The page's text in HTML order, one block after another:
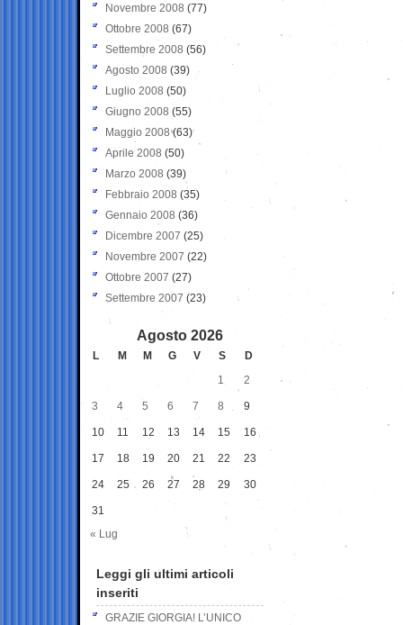
Novembre 2008 (77)
Ottobre 2008 (67)
Settembre 2008 (56)
Agosto 2008 (39)
Luglio 2008 (50)
Giugno 2008 (55)
Maggio 2008(63)
Aprile 2008 (50)
Marzo 2008 (39)
Febbraio 2008 (35)
Gennaio 2008 (36)
Dicembre 2007 (25)
Novembre 2007 (22)
Ottobre 2007 (27)
Settembre 2007 (23)
Agosto 2026
L M M G V S
D
1
2
3 4 5 6 7 8 9
10 11 12 13 14 15 16
17 18 19 20 21 22 23
24 25 26 27 28 29 30
31
« Lug
Leggi gli ultimi articoli
inseriti
GRAZIE GIORGIA! L’UNICO